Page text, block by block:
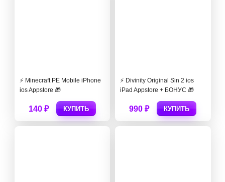
⚡️ Minecraft PE Mobile iPhone
ios Appstore 🎁
140 ₽ КУПИТЬ
⚡️ Divinity Original Sin 2 ios
iPad Appstore + БОНУС 🎁
990 ₽ КУПИТЬ